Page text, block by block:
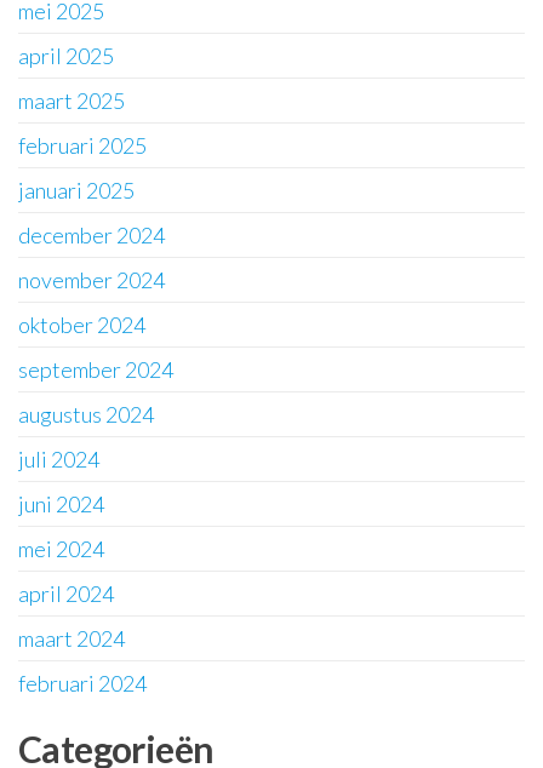
mei 2025
april 2025
maart 2025
februari 2025
januari 2025
december 2024
november 2024
oktober 2024
september 2024
augustus 2024
juli 2024
juni 2024
mei 2024
april 2024
maart 2024
februari 2024
Categorieën